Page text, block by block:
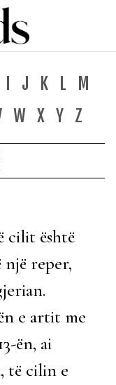
J K L
M
W X Y Z
cilit është
reper,
e artit me
ën, ai
të cilin e